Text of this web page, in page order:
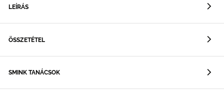
LEÍRÁS
ÖSSZETÉTEL
SMINK TANÁCSOK